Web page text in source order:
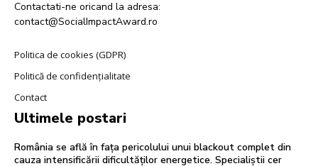
Contactati-ne oricand la adresa:
contact@SocialImpactAward.ro
Politica de cookies (GDPR)
Politică de confidențialitate
Contact
Ultimele postari
România se află în fața pericolului unui blackout complet din
cauza intensificării dificultăților energetice. Specialiștii cer